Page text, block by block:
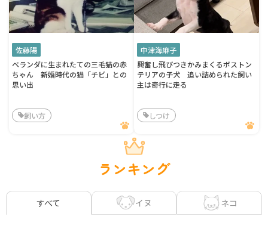
佐藤陽
ベランダに生まれたての三毛猫の赤
ちゃん 新婚時代の猫「チビ」との
思い出
飼い方
中津海麻子
興奮し飛びつきかみまくるボストン
テリアの子犬 追い詰められた飼い
主は奇行に走る
しつけ
ランキング
すべて イヌ ネコ